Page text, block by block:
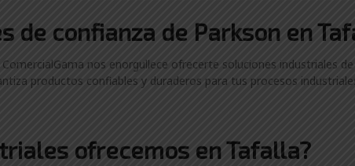
de confianza de Parkson en
nos enorgullece ofrecerte soluciones industriales
productos confiables y duraderos para tus procesos
ofrecemos en Tafalla?